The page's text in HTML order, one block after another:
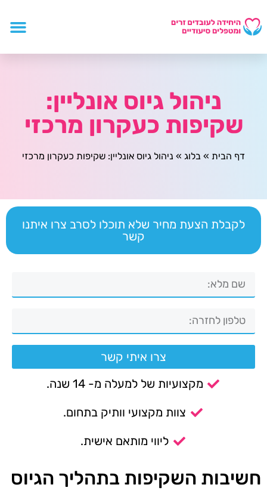
ניהול גיוס אונליין:
שקיפות כעקרון מרכזי
דף הבית » בלוג » ניהול גיוס אונליין: שקיפות כעקרון מרכזי
לקבלת הצעת מחיר שלא תוכלו לסרב צרו איתנו
קשר
צרו איתי קשר
מקצועיות של למעלה מ- 14 שנה.
צוות מקצועי וותיק בתחום.
ליווי מותאם אישית.
חשיבות השקיפות בתהליך הגיוס